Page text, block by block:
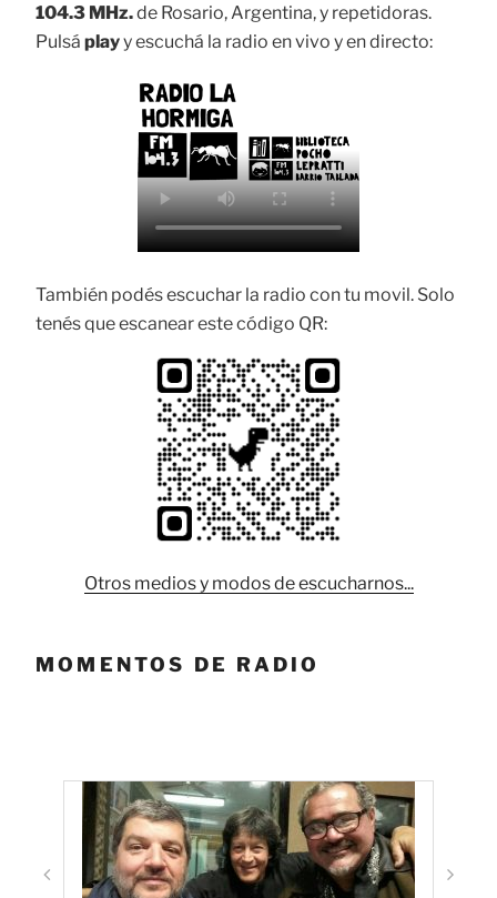
104.3 MHz.de Rosario, Argentina, y repetidoras.
Pulsá playy escuchá la radio en vivo y en directo:
También podés escuchar la radio con tu movil. Solo
tenés que escanear este código QR:
Otros medios y modos de escucharnos...
MOMENTOS DE RADIO